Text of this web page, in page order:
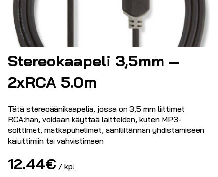
Stereokaapeli 3,5mm –
2xRCA 5.0m
Tätä stereoäänikaapelia, jossa on 3,5 mm liittimet
RCA:han, voidaan käyttää laitteiden, kuten MP3-
soittimet, matkapuhelimet, ääniliitännän yhdistämiseen
kaiuttimiin tai vahvistimeen
12.44€ / kpl